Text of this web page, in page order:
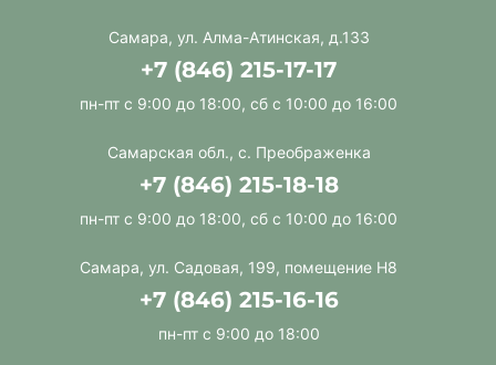
Самара, ул. Алма-Атинская, д.133
+7 (846) 215-17-17
пн-пт с 9:00 до 18:00, сб с 10:00 до 16:00
Самарская обл., с. Преображенка
+7 (846) 215-18-18
пн-пт с 9:00 до 18:00, сб с 10:00 до 16:00
Самара, ул. Садовая, 199, помещение Н8
+7 (846) 215-16-16
пн-пт с 9:00 до 18:00